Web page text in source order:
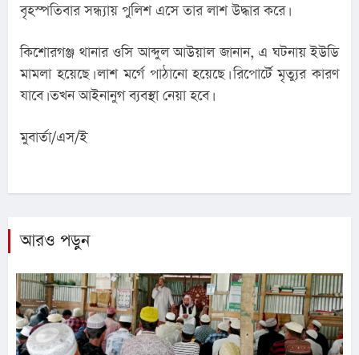
বৃহস্পতিবার সন্ধ্যায় পুলিশ এসে তার লাশ উদ্ধার করে।
কিশোরগঞ্জ থানার ওসি আব্দুল আউয়াল জানান, এ ঘটনায় ইউডি
মামলা হয়েছে। লাশ মর্গে পাঠানো হয়েছে। রিপোর্টে মৃত্যুর কারণ
যাবে। তখন আইনানুগ ব্যবস্থা নেয়া হবে।
মুবার্তা/এস/ই
আরও পড়ুন